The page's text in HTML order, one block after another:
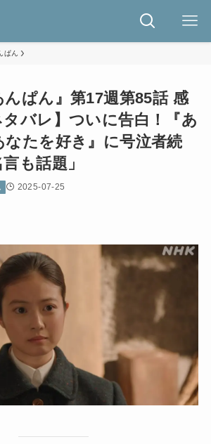
ぱん
んぱん』第17週第85話 感
バレ】ついに告白！『あ
なたを好き』に号泣者続
も話題」
2025-07-25